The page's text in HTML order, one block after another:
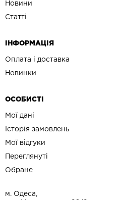
Новини
Статті
ІНФОРМАЦІЯ
Оплата і доставка
Новинки
ОСОБИСТІ
Мої дані
Історія замовлень
Мої відгуки
Переглянуті
Обране
м. Одеса,